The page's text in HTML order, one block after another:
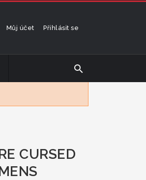
Můj účet Přihlásit se
search
CURSED